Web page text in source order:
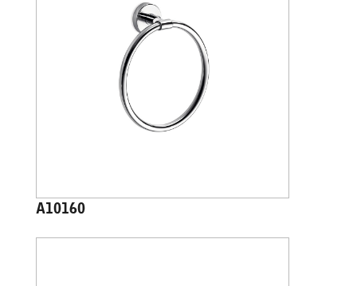
A10160